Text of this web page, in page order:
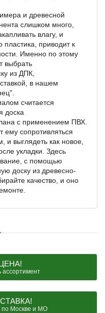
и древесной
слишком много,
влагу, и
приводит к
Именно по этому
выбрать
из ДПК,
в нашем
считается
доска
с применением ПВХ.
ему сопротивляться
и выглядеть как новое,
укладки. Здесь
с помощью
доску из древесно-
качество, и оно
ассортимент
по Москве и МО